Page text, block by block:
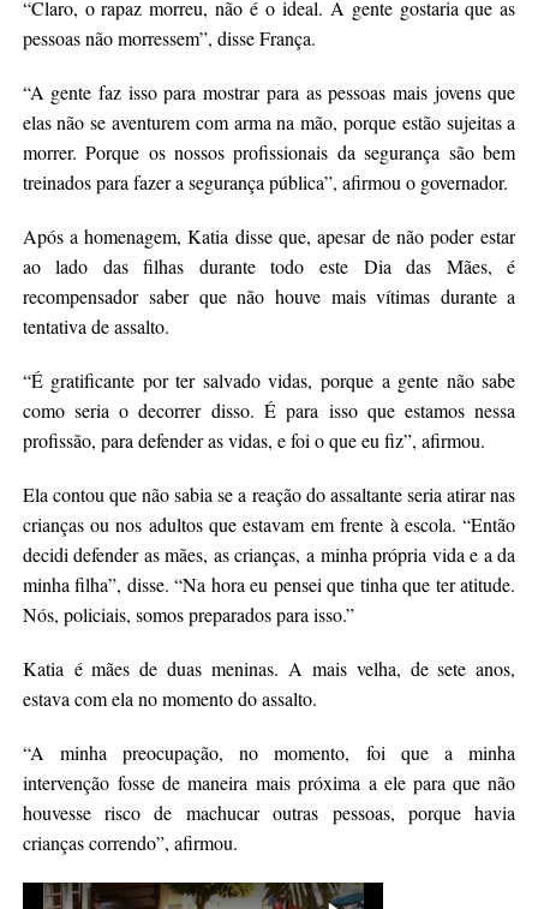
“Claro, o rapaz morreu, não é o ideal. A gente gostaria que as
pessoas não morressem”, disse França.
“A gente faz isso para mostrar para as pessoas mais jovens que
elas não se aventurem com arma na mão, porque estão sujeitas a
morrer. Porque os nossos profissionais da segurança são bem
treinados para fazer a segurança pública”, afirmou o governador.
Após a homenagem, Katia disse que, apesar de não poder estar
ao lado das filhas durante todo este Dia das Mães, é
recompensador saber que não houve mais vítimas durante a
tentativa de assalto.
“É gratificante por ter salvado vidas, porque a gente não sabe
como seria o decorrer disso. É para isso que estamos nessa
profissão, para defender as vidas, e foi o que eu fiz”, afirmou.
Ela contou que não sabia se a reação do assaltante seria atirar nas
crianças ou nos adultos que estavam em frente à escola. “Então
decidi defender as mães, as crianças, a minha própria vida e a da
minha filha”, disse. “Na hora eu pensei que tinha que ter atitude.
Nós, policiais, somos preparados para isso.”
Katia é mães de duas meninas. A mais velha, de sete anos,
estava com ela no momento do assalto.
“A minha preocupação, no momento, foi que a minha
intervenção fosse de maneira mais próxima a ele para que não
houvesse risco de machucar outras pessoas, porque havia
crianças correndo”, afirmou.